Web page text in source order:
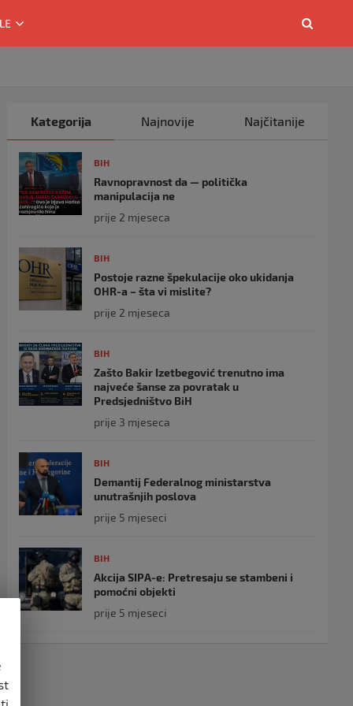
Kategorija Najnovije Najčitanije
BIH
Ravnopravnost da — politička
manipulacija ne
prije 2 mjeseca
BIH
Postoje razne špekulacije oko ukidanja
OHR-a – šta vi mislite?
prije 2 mjeseca
BIH
Zašto Bakir Izetbegović trenutno ima
najveće šanse za povratak u
Predsjedništvo BiH
prije 3 mjeseca
BIH
Demantij Federalnog ministarstva
unutrašnjih poslova
prije 5 mjeseci
BIH
Akcija SIPA-e: Pretresaju se stambeni i
pomoćni objekti
prije 5 mjeseci